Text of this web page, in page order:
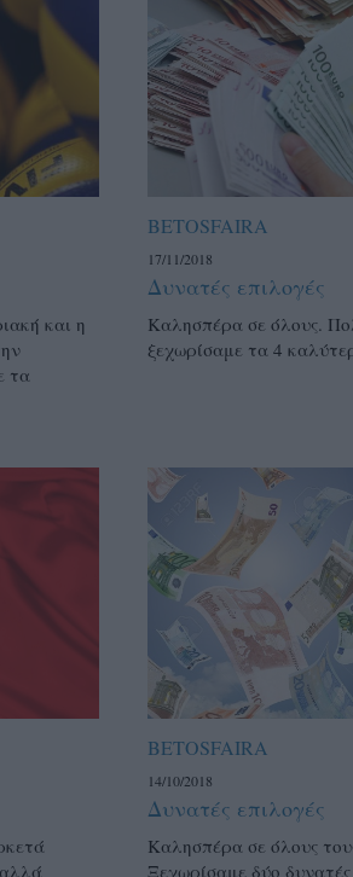
και η
τα
BETOSFAIRA
17/11/2018
Δυνατές επιλογές
Καλησπέρα σε όλους.
ξεχωρίσαμε τα 4
BETOSFAIRA
14/10/2018
Δυνατές επιλογές
Καλησπέρα σε όλους
Ξεχωρίσαμε δύο